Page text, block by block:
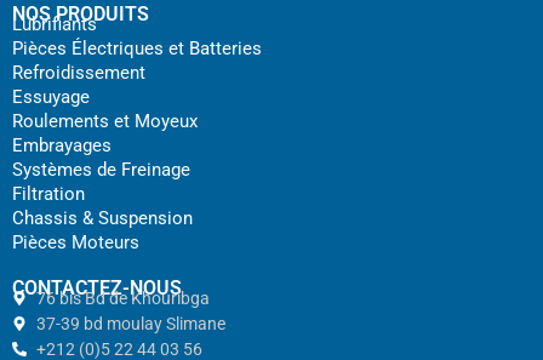
NOS PRODUITS
Lubrifiants
Pièces Électriques et Batteries
Refroidissement
Essuyage
Roulements et Moyeux
Embrayages
Systèmes de Freinage
Filtration
Chassis & Suspension
Pièces Moteurs
CONTACTEZ-NOUS
76 bis Bd de Khouribga
37-39 bd moulay Slimane
+212 (0)5 22 44 03 56